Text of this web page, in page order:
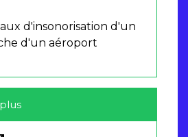
d'insonorisation d'un
d'un aéroport